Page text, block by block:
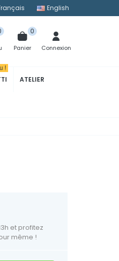
English
Panier
0
Connexion
!
ATELIER
et profitez
même !